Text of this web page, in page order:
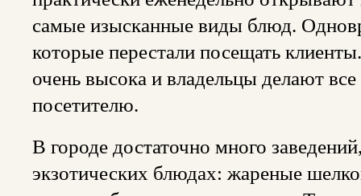
самые изысканные виды блюд.
которые перестали посещать
очень высока и владельцы делают
посетителю.
В городе достаточно много
экзотических блюдах: жареные